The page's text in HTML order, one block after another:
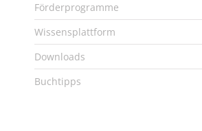
Förderprogramme
Wissensplattform
Downloads
Buchtipps